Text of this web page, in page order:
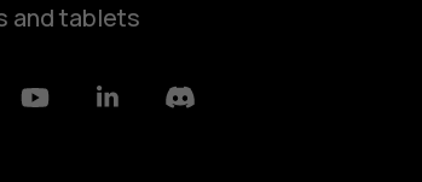
and tablets
YoutubeLinkedinDiscord